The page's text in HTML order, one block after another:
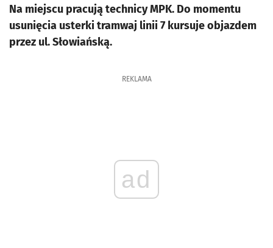
Na miejscu pracują technicy MPK. Do momentu
usunięcia usterki tramwaj linii 7 kursuje objazdem
przez ul. Słowiańską.
REKLAMA
ad